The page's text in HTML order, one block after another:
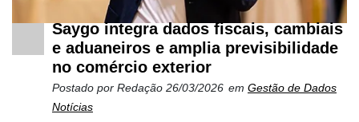
Saygo integra dados fiscais, cambiais
e aduaneiros e amplia previsibilidade
no comércio exterior
Postado por Redação 26/03/2026 em Gestão de Dados
Notícias